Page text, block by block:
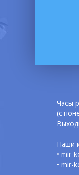
Часы
(с
Наши
• mir-
• mir-